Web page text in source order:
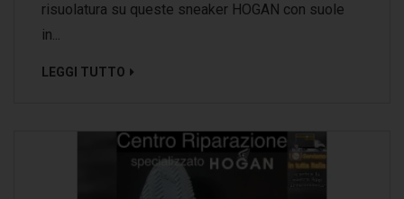
risuolatura su queste sneaker HOGAN con suole
in...
LEGGI TUTTO